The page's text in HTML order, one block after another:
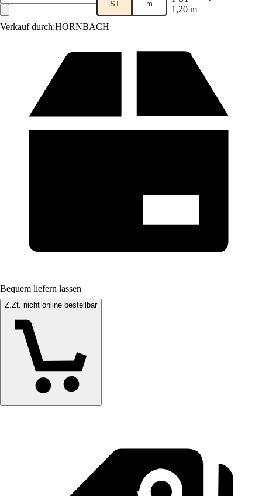
Verkauf durch:HORNBACH
ST m
1,20 m
Bequem liefern lassen
Z.Zt. nicht online bestellbar